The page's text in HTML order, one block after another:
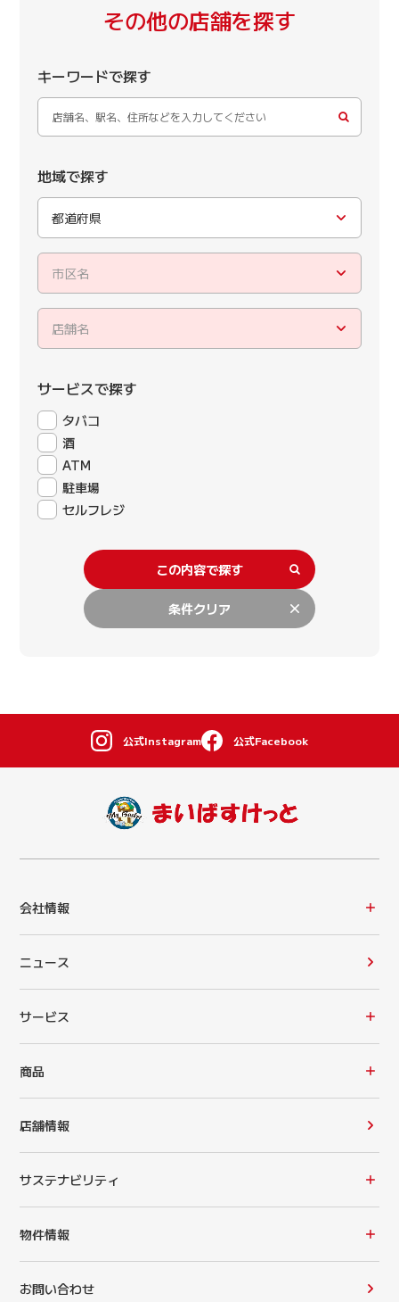
その他の店舗を探す
キーワードで探す
地域で探す
都道府県
市区名
店舗名
サービスで探す
タバコ
酒
ATM
駐車場
セルフレジ
この内容で探す
条件クリア
公式Instagram 公式Facebook
会社情報
ニュース
サービス
商品
店舗情報
サステナビリティ
物件情報
お問い合わせ